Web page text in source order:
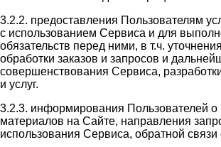
3.2.2. предоставления Пользователям
с использованием Сервиса и для
обязательств перед ними, в т.ч.
обработки заказов и запросов и
совершенствования Сервиса,
и услуг.
3.2.3. информирования Пользователей
материалов на Сайте, направления
использования Сервиса, обратной